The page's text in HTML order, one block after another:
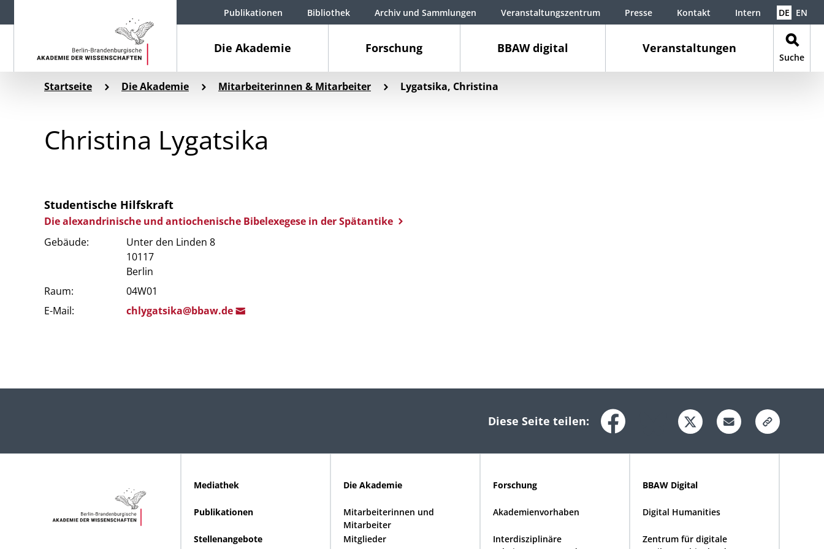
Die Akademie Forschung BBAW digital Veranstaltungen
Suche
Publikationen Bibliothek Archiv und Sammlungen Veranstaltungszentrum Presse Kontakt Intern DE EN
Startseite Die Akademie Mitarbeiterinnen & Mitarbeiter Lygatsika, Christina
Christina Lygatsika
Studentische Hilfskraft
Die alexandrinische und antiochenische Bibelexegese in der Spätantike
Gebäude:
Unter den Linden 8
10117
Berlin
Raum:
04W01
E-Mail:
chlygatsika@bbaw.de
Diese Seite teilen:
Mediathek
Publikationen
Stellenangebote
Die Akademie
Mitarbeiterinnen und
Mitarbeiter
Mitglieder
Forschung
Akademienvorhaben
Interdisziplinäre
BBAW Digital
Digital Humanities
Zentrum für digitale